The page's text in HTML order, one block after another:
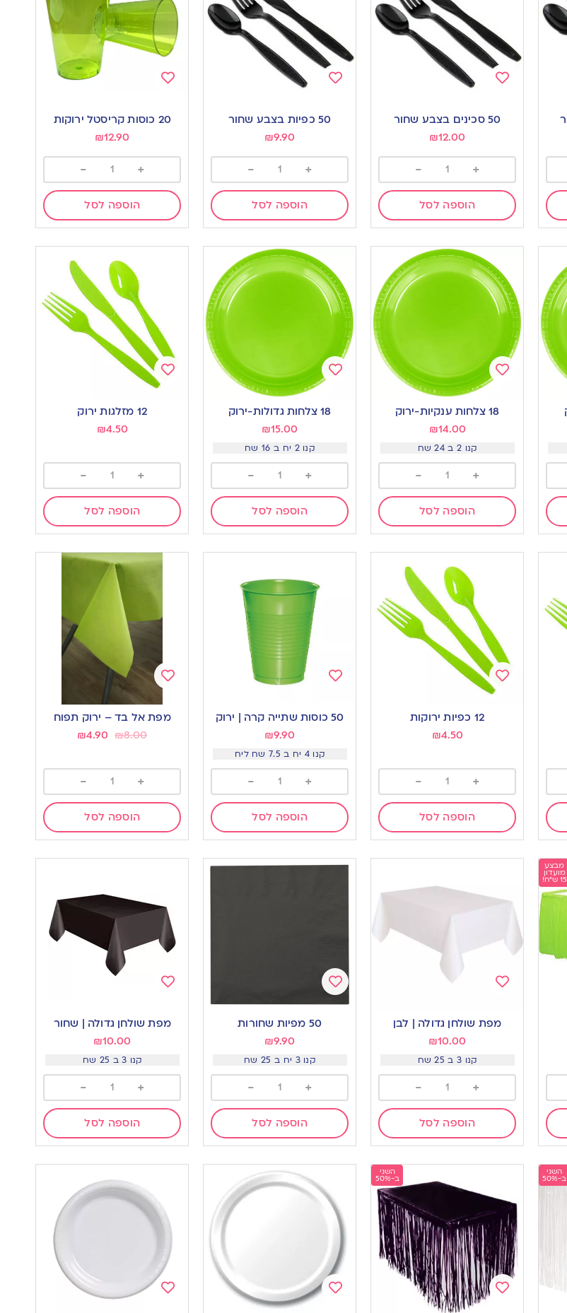
50 סכינים בצבע שחור
₪12.00
+
-
הוספה לסל
50 כפיות בצבע שחור
₪9.90
+
-
הוספה לסל
20 כוסות קריסטל ירוקות
₪12.90
+
-
הוספה לסל
18 צלחות ענקיות-ירוק
₪14.00
קנו 2 ב 24 שח
+
-
הוספה לסל
18 צלחות גדולות-ירוק
₪15.00
קנו 2 יח ב 16 שח
+
-
הוספה לסל
Add
12 מזלגות ירוק
₪4.50
+
-
הוספה לסל
Add
12 כפיות ירוקות
₪4.50
+
-
הוספה לסל
to
50 כוסות שתייה קרה | ירוק
₪9.90
קנו 4 יח ב 7.5 שח ליח
+
-
הוספה לסל
מפת אל בד – ירוק תפוח
₪8.00
₪4.90
+
-
הוספה לסל
מבצע
מועדון
15 ש"ח!
מפת שולחן גדולה | לבן
₪10.00
קנו 3 ב 25 שח
+
-
הוספה לסל
Add
50 מפיות שחורות
₪9.90
קנו 3 יח ב 25 שח
+
-
הוספה לסל
מפת שולחן גדולה | שחור
₪10.00
קנו 3 ב 25 שח
+
-
הוספה לסל
השני
ב-50%
השני
ב-50%